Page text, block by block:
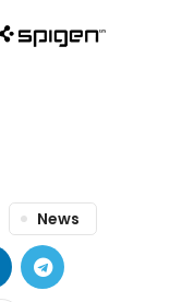
News